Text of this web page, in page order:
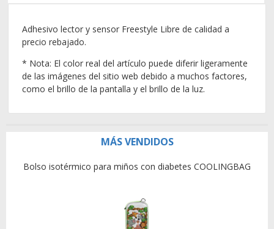
Adhesivo lector y sensorFreestyle Libre de calidad a
precio rebajado.
* Nota: El color real del artículo puede diferir ligeramente
de las imágenes del sitio web debido a muchos factores,
como el brillo de la pantalla y el brillo de la luz.
MÁS VENDIDOS
Bolso isotérmico para miños con diabetes COOLINGBAG